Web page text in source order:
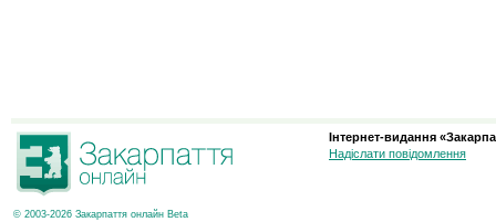
© 2003-2026 Закарпаття онлайн Beta
Інтернет-видання
Надіслати повідомлення